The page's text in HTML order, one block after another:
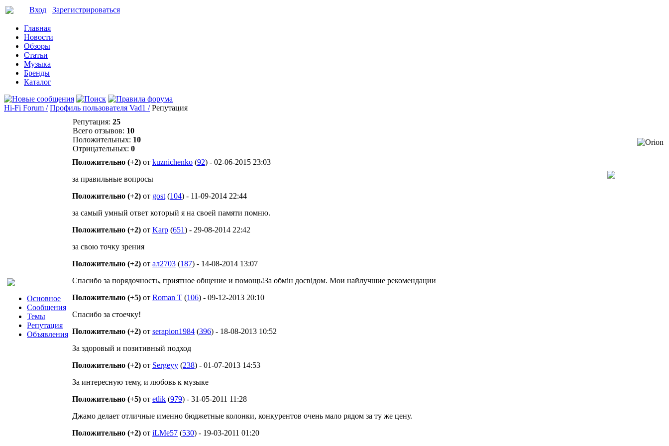
Вход Зарегистрироваться
Главная
Новости
Обзоры
Статьи
Музыка
Бренды
Каталог
Hi-Fi Forum / Профиль пользователя Vad1 / Репутация
Основное
Сообщения
Темы
Репутация
Объявления
Репутация: 25
Всего отзывов: 10
Положительных: 10
Отрицательных: 0
Положительно (+2) от kuznichenko (92) - 02-06-2015 23:03
за правильные вопросы
Положительно (+2) от gost (104) - 11-09-2014 22:44
за самый умный ответ который я на своей памяти помню.
Положительно (+2) от Karp (651) - 29-08-2014 22:42
за свою точку зрения
Положительно (+2) от ал2703 (187) - 14-08-2014 13:07
Спасибо за порядочность, приятное общение и помощь!За обмін досвідом. Мои найлучшие рекомендации
Положительно (+5) от Roman T (106) - 09-12-2013 20:10
Спасибо за стоечку!
Положительно (+2) от serapion1984 (396) - 18-08-2013 10:52
За здоровый и позитивный подход
Положительно (+2) от Sergeyy (238) - 01-07-2013 14:53
За интересную тему, и любовь к музыке
Положительно (+5) от etlik (979) - 31-05-2011 11:28
Джамо делает отличные именно бюджетные колонки, конкурентов очень мало рядом за ту же цену.
Положительно (+2) от iLMe57 (530) - 19-03-2011 01:20